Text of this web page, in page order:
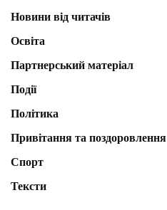
Новини від читачів
Освіта
Партнерський матеріал
Події
Політика
Привітання та поздоровлення
Спорт
Тексти